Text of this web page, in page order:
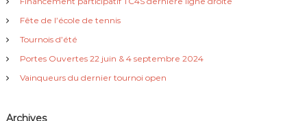
Fête de l’école de tennis
Tournois d’été
Portes Ouvertes 22 juin & 4 septembre 2024
Vainqueurs du dernier tournoi open
Archives